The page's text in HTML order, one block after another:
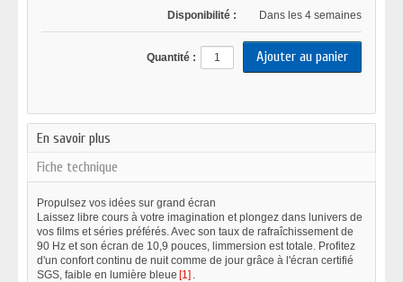
Disponibilité :
Dans les 4 semaines
Quantité :
En savoir plus
Fiche technique
Propulsez vos idées sur grand écran
Laissez libre cours à votre imagination et plongez dans lunivers de
vos films et séries préférés. Avec son taux de rafraîchissement de
90 Hz et son écran de 10,9 pouces, limmersion est totale. Profitez
d'un confort continu de nuit comme de jour grâce à l'écran certifié
SGS, faible en lumière bleue [1] .